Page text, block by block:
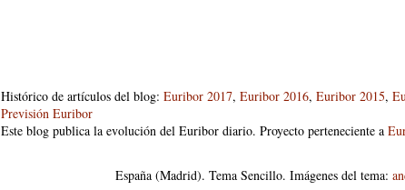
Histórico de artículos del blog: Euribor 2017, Euribor 2016, Euribor 2015,
Previsión Euribor
Este blog publica la evolución del Euribor diario. Proyecto perteneciente a
España (Madrid). Tema Sencillo. Imágenes del tema: